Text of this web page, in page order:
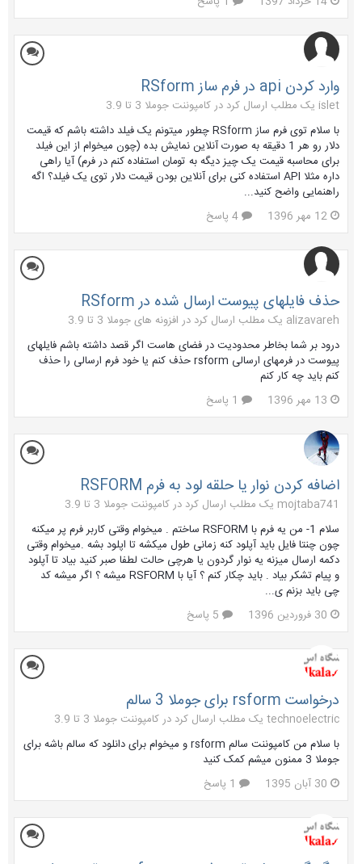
وارد کردن api در فرم ساز RSform
islet یک مطلب ارسال کرد در
کامپوننت جوملا 3 تا 3.9
با سلام توی فرم ساز RSform چطور میتونم یک فیلد داشته باشم که قیمت
دلار رو هر 1 دقیقه به صورت آنلاین نمایش بده (چون میخوام از این فیلد
برای محاسبه قیمت یک چیز دیگه به تومان استفاده کنم در فرم) آیا راهی
داره مثلا API استفاده کنی برای آنلاین بودن قیمت دلار توی یک فیلد؟ اگه
راهنمایی واضح کنید...
12 مهر 1396
حذف فایلهای پیوست ارسال شده در RSform
alizavareh یک مطلب ارسال کرد در
افزونه های جوملا 3 تا 3.9
درود بر شما بخاطر محدودیت در فضای هاست اگر قصد داشته باشم فایلهای
پیوست در فرمهای ارسالی rsform حذف کنم یا خود فرم ارسالی را حذف
کنم باید چه کار کنم
13 مهر 1396
اضافه کردن نوار یا حلقه لود به فرم RSFORM
mojtaba741 یک مطلب ارسال کرد در
کامپوننت جوملا 3 تا 3.9
سلام 1- من یه فرم با RSFORM ساختم . میخوام وقتی کاربر فرم پر میکنه
چون چنتا فایل باید آپلود کنه زمانی طول میکشه تا اپلود بشه .میخوام وقتی
دکمه ارسال میزنه یه نوار گردون یا هرچی حالت لطفا صبر کنید بیاد تا آپلود
و پیام تشکر بیاد . باید چکار کنم ؟ آیا با RSFORM میشه ؟ اگر میشه کد
چی باید بزنم ی...
30 فروردین 1396
درخواست rsform برای جوملا 3 سالم
technoelectric یک مطلب ارسال کرد در
کامپوننت جوملا 3 تا 3.9
با سلام من کامپوننت سالم rsform و میخوام برای دانلود که سالم باشه برای
جوملا 3 ممنون میشم کمک کنید
30 آبان 1395